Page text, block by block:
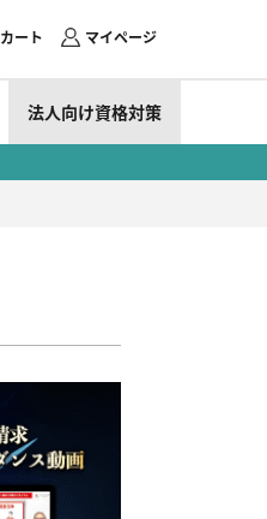
カート マイページ
法人向け資格対策